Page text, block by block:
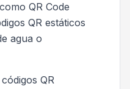
QR Code
QR estáticos
agua o
QR